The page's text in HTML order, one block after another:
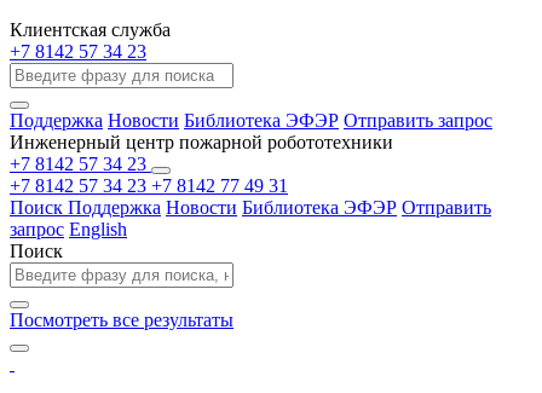
Клиентская служба
+7 8142 57 34 23
Поддержка Новости Библиотека ЭФЭР Отправить запрос
Инженерный центр пожарной робототехники
+7 8142 57 34 23
+7 8142 57 34 23 +7 8142 77 49 31
Поиск Поддержка Новости Библиотека ЭФЭР Отправить
запрос English
Поиск
Посмотреть все результаты